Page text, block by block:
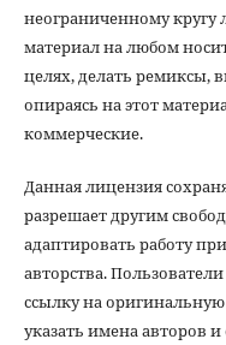
неограниченному кругу
материал на любом
целях, делать ремиксы,
опираясь на этот
коммерческие.
Данная лицензия
разрешает другим
адаптировать работу
авторства.
ссылку на
указать имена авторов